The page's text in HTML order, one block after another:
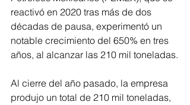
reactivó en 2020 tras más de dos
décadas de pausa, experimentó un
notable crecimiento del 650% en tres
años, al alcanzar las 210 mil toneladas.
Al cierre del año pasado, la empresa
produjo un total de 210 mil toneladas,